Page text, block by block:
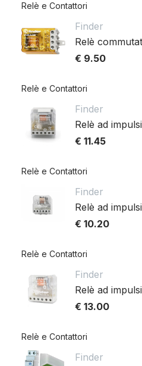
Relè e Contattori
Finder
Relè
€ 9.50
Relè e Contattori
Finder
Relè ad
€ 11.45
Relè e Contattori
Finder
Relè ad
€ 10.20
Relè e Contattori
Finder
Relè ad
€ 13.00
Relè e Contattori
Finder